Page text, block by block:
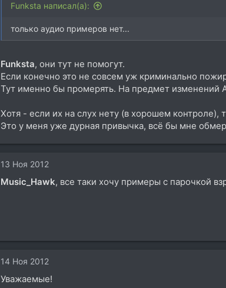
Funksta написал(а):
только аудио примеров нет...
Funksta, они тут не помогут.
Если конечно это не совсем уж криминально
Тут именно бы промерять. На предмет изменений
Хотя - если их на слух нету (в хорошем контроле),
Это у меня уже дурная привычка, всё бы мне
13 Ноя 2012
Music_Hawk, все таки хочу примеры с парочкой
14 Ноя 2012
Уважаемые!